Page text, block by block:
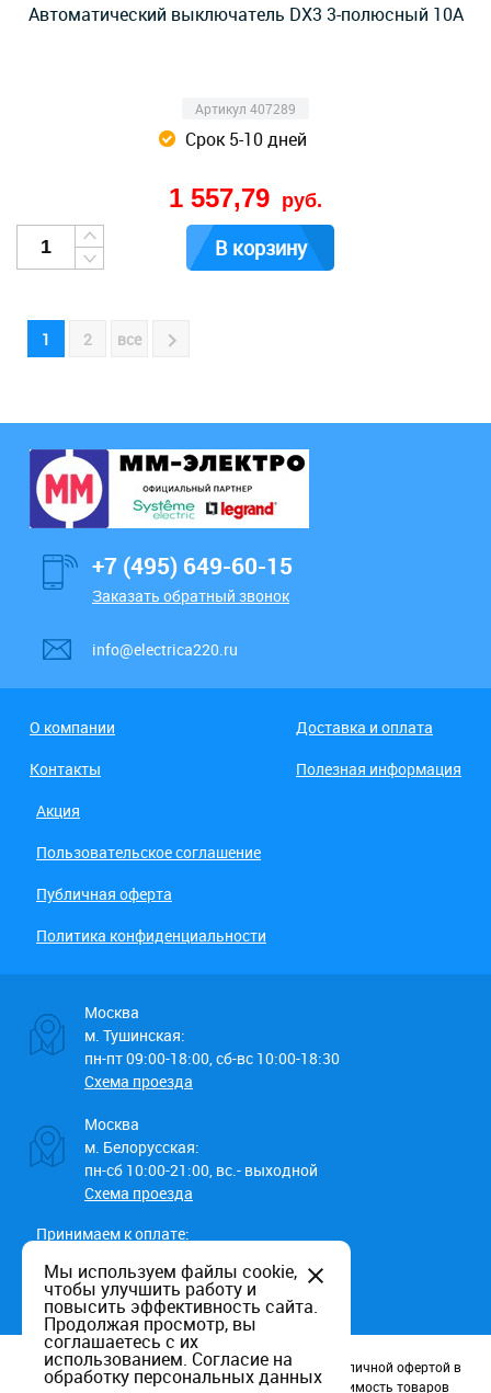
Автоматический выключатель DX3 3-полюсный 10А
Артикул 407289
Срок 5-10 дней
1 557,79 руб.
В корзину
1 2 все
+7 (495) 649-60-15
Заказать обратный звонок
info@electrica220.ru
О компании
Доставка и оплата
Контакты
Полезная информация
Акция
Пользовательское соглашение
Публичная оферта
Политика конфиденциальности
Москва
м. Тушинская:
пн-пт 09:00-18:00, сб-вс 10:00-18:30
Схема проезда
Москва
м. Белорусская:
пн-сб 10:00-21:00, вс.- выходной
Схема проезда
Принимаем к оплате:
Данный информационный ресурс не является публичной офертой в
соотв. со статьей 437 (п.2) ГК РФ. Наличие и стоимость товаров
Мы используем файлы cookie,
чтобы улучшить работу и
повысить эффективность сайта.
Продолжая просмотр, вы
соглашаетесь с их
использованием. Согласие на
обработку персональных данных